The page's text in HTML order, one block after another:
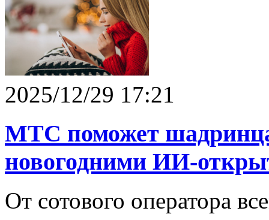
2025/12/29 17:21
МТС поможет
новогодними ИИ-
От сотового оператора